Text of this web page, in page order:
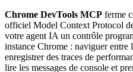
Chrome DevTools MCP ferme
officiel Model Context Protocol
votre agent IA un contrôle
instance Chrome : naviguer entre
enregistrer des traces de
lire les messages de console et